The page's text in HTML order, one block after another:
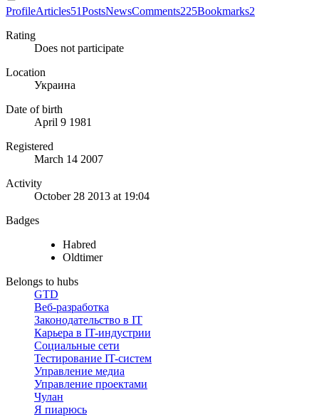
ProfileArticles51PostsNewsComments225Bookmarks2
Rating
Does not participate
Location
Украина
Date of birth
April 9 1981
Registered
March 14 2007
Activity
October 28 2013 at 19:04
Badges
Habred
Oldtimer
Belongs to hubs
GTD
Веб-разработка
Законодательство в IT
Карьера в IT-индустрии
Социальные сети
Тестирование IT-систем
Управление медиа
Управление проектами
Чулан
Я пиарюсь